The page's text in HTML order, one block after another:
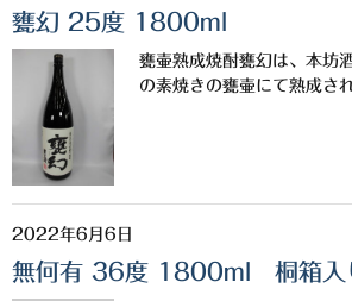
神川酒造
吹上焼酎
白金酒造
田崎酒造
三和酒類
京屋酒造
甕幻 25度 1800ml
甕壷熟成焼酎甕幻は、本坊
の素焼きの甕壷にて熟成さ
2022年6月6日
無何有 36度 1800ml 桐箱入